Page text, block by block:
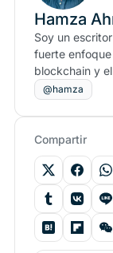
Hamza
Soy un
fuerte
blockchain y
@hamza
Compartir